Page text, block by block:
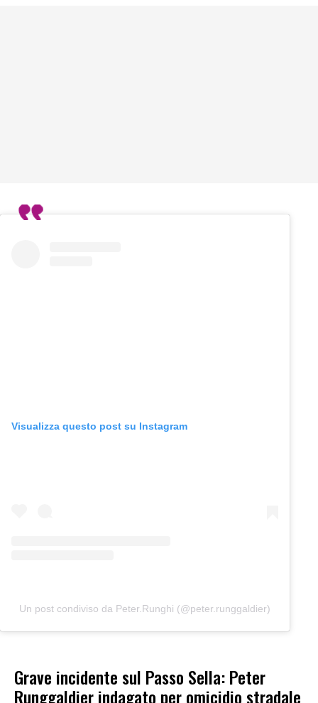
Visualizza questo post su Instagram
Un post condiviso da Peter.Runghi (@peter.runggaldier)
Grave incidente sul Passo Sella: Peter
Runggaldier indagato per omicidio stradale